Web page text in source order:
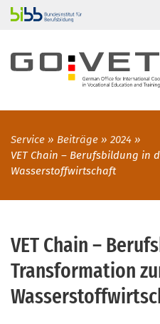
Service Beiträge
2024
VET Chain – Berufsbildung in
Wasserstoffwirtschaft
VET Chain –
Transformation